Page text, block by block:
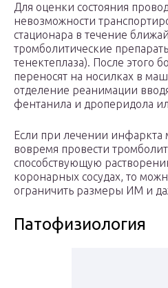
Для оценки состояния
невозможности
стационара в течение
тромболитические
тенектеплаза). После этого
переносят на носилках в
отделение реанимации
фентанила и дроперидола
Если при лечении инфаркта
вовремя провести
способствующую
коронарных сосудах, то
ограничить размеры ИМ и
Патофизиология